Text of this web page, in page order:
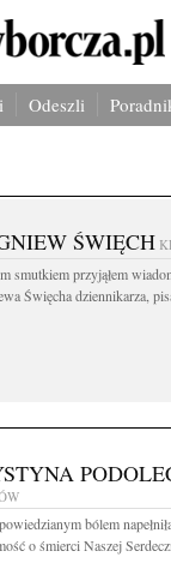
Odeszli
ŚWIĘCH
smutkiem przyjąłem
Święcha dziennikarza,
bólem
o śmierci Naszej